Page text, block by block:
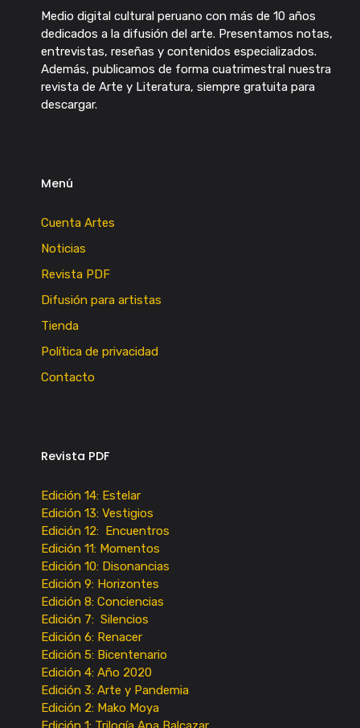
Medio digital cultural peruano con más de 10 años
dedicados a la difusión del arte. Presentamos notas,
entrevistas, reseñas y contenidos especializados.
Además, publicamos de forma cuatrimestral nuestra
revista de Arte y Literatura, siempre gratuita para
descargar.
Menú
Cuenta Artes
Noticias
Revista PDF
Difusión para artistas
Tienda
Política de privacidad
Contacto
Revista PDF
Edición 14: Estelar
Edición 13: Vestigios
Edición 12: Encuentros
Edición 11: Momentos
Edición 10: Disonancias
Edición 9: Horizontes
Edición 8: Conciencias
Edición 7: Silencios
Edición 6: Renacer
Edición 5: Bicentenario
Edición 4: Año 2020
Edición 3: Arte y Pandemia
Edición 2: Mako Moya